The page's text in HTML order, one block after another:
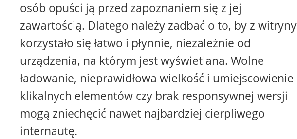
osób opuści ją przed zapoznaniem się z jej
zawartością. Dlatego należy zadbać o to, by z witryny
korzystało się łatwo i płynnie, niezależnie od
urządzenia, na którym jest wyświetlana. Wolne
ładowanie, nieprawidłowa wielkość i umiejscowienie
klikalnych elementów czy brak responsywnej wersji
mogą zniechęcić nawet najbardziej cierpliwego
internautę.